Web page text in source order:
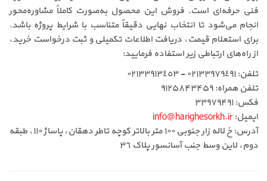
فنی حرفه‌ای است. فروش این محصول به‌صورت کاملاً مشاوره‌محور
انجام می‌شود تا انتخاب نهایی دقیقاً متناسب با شرایط پروژه باشد.
برای استعلام قیمت، دریافت اطلاعات تکمیلی و ثبت درخواست خرید،
از راه‌های ارتباطی زیر استفاده فرمایید:
تلفن: ٠٢١٣٣٩٧٩٤٩١ - ٠٢١٣٣٩١٣٤٥٣
تلفن همراه: ۹۱۲۵۸۴۳۴۵۹
فکس: ۳۳۹۷۹۴۹۱
ایمیل:info@harighesorkh.ir
آدرس: خ لاله زار جنوبی ١٠٠ متر بالاتر کوچه تاطر دهقان، پاساژ ١١٠، طبقه
دوم، لاین وسط جنب آسانسور پلاک ٣٦